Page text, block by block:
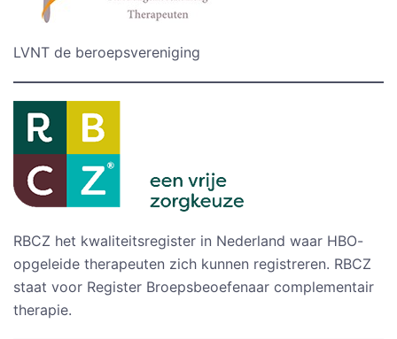
LVNT de beroepsvereniging
RBCZ het kwaliteitsregister in Nederland waar HBO-
opgeleide therapeuten zich kunnen registreren. RBCZ
staat voor Register Broepsbeoefenaar complementair
therapie.